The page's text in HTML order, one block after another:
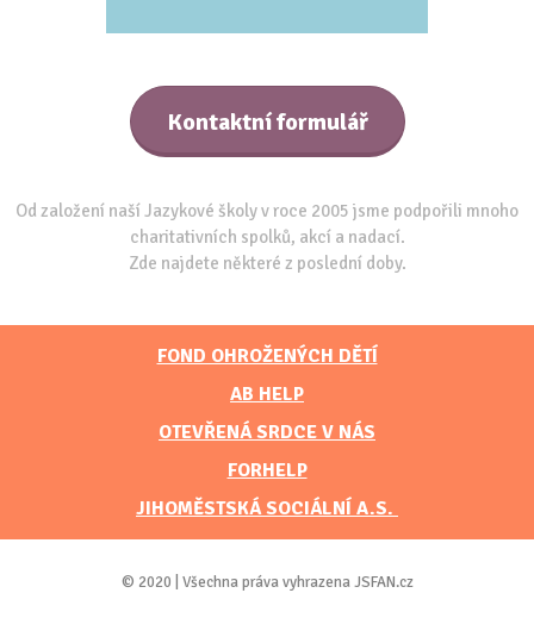
Kontaktní formulář
Od založení naší Jazykové školy v roce 2005 jsme podpořili mnoho
charitativních spolků, akcí a nadací.
Zde najdete některé z poslední doby.
FOND OHROŽENÝCH DĚTÍ
AB HELP
OTEVŘENÁ SRDCE V NÁS
FORHELP
JIHOMĚSTSKÁ SOCIÁLNÍ A.S.
© 2020 | Všechna práva vyhrazena JSFAN.cz